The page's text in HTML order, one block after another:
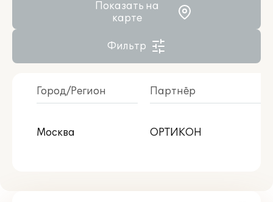
Показать на
карте
Фильтр
Город/Регион Партнёр
Москва ОРТИКОН